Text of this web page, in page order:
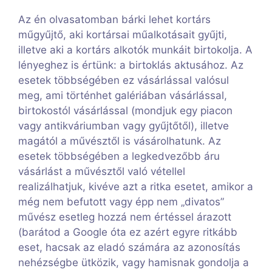
Az én olvasatomban bárki lehet kortárs
műgyűjtő, aki kortársai műalkotásait gyűjti,
illetve aki a kortárs alkotók munkáit birtokolja. A
lényeghez is értünk: a birtoklás aktusához. Az
esetek többségében ez vásárlással valósul
meg, ami történhet galériában vásárlással,
birtokostól vásárlással (mondjuk egy piacon
vagy antikváriumban vagy gyűjtőtől), illetve
magától a művésztől is vásárolhatunk. Az
esetek többségében a legkedvezőbb áru
vásárlást a művésztől való vétellel
realizálhatjuk, kivéve azt a ritka esetet, amikor a
még nem befutott vagy épp nem „divatos”
művész esetleg hozzá nem értéssel árazott
(barátod a Google óta ez azért egyre ritkább
eset, hacsak az eladó számára az azonosítás
nehézségbe ütközik, vagy hamisnak gondolja a